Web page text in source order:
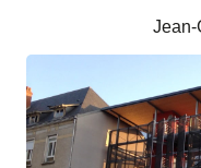
Jean-